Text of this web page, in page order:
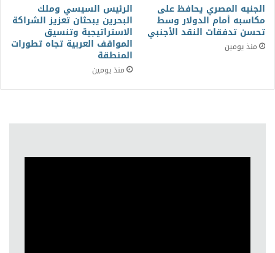
الجنيه المصري يحافظ على
مكاسبه أمام الدولار وسط
تحسن تدفقات النقد الأجنبي
منذ يومين
الرئيس السيسي وملك
البحرين يبحثان تعزيز الشراكة
الاستراتيجية وتنسيق
المواقف العربية تجاه تطورات
المنطقة
منذ يومين